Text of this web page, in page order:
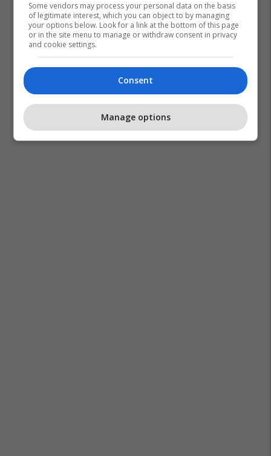
Some vendors may process your personal data on the basis
of legitimate interest, which you can object to by managing
your options below. Look for a link at the bottom of this page
or in the site menu to manage or withdraw consent in privacy
and cookie settings.
Consent
Manage options